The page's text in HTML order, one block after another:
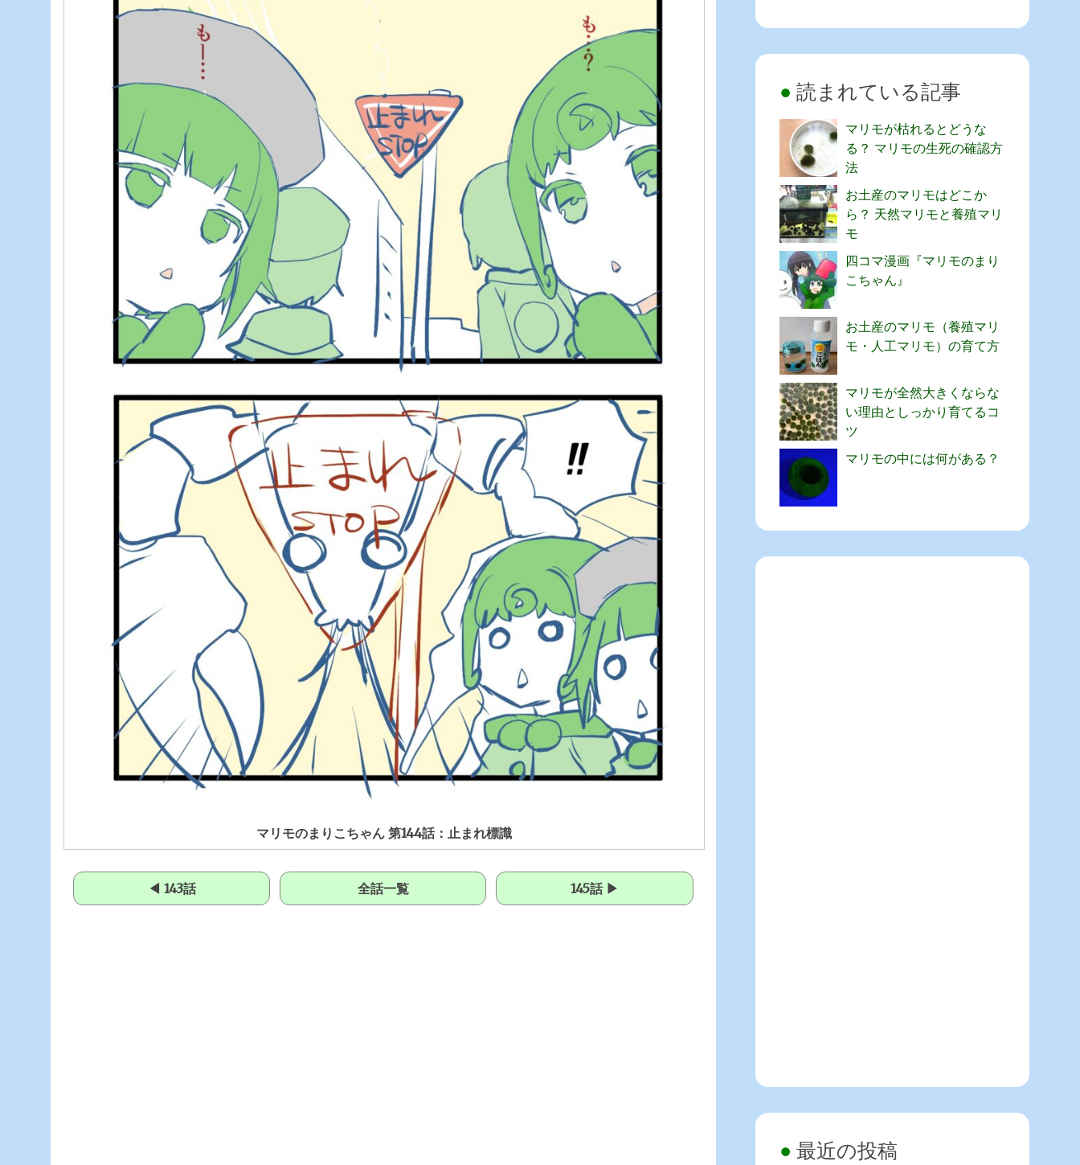
マリモのまりこちゃん 第144話：止まれ標識
◀ 143話 全話一覧 145話 ▶
読まれている記事
マリモが枯れるとどうな
る？ マリモの生死の確認方
法
お土産のマリモはどこか
ら？ 天然マリモと養殖マリ
モ
四コマ漫画『マリモのまり
こちゃん』
お土産のマリモ（養殖マリ
モ・人工マリモ）の育て方
マリモが全然大きくならな
い理由としっかり育てるコ
ツ
マリモの中には何がある？
最近の投稿